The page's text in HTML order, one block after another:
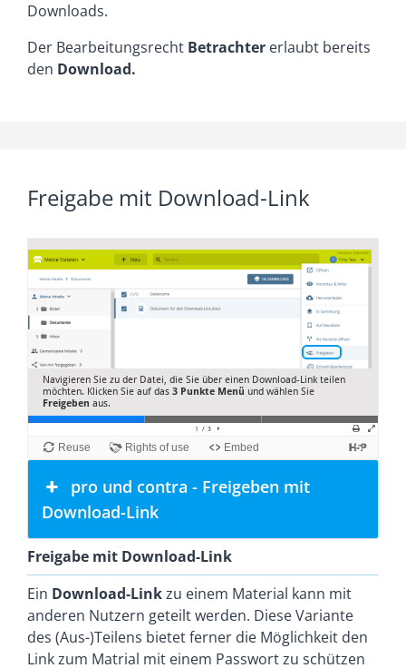
Downloads.
Der Bearbeitungsrecht Betrachter erlaubt bereits
den Download.
Freigabe mit Download-Link
pro und contra - Freigeben mit
Download-Link
Freigabe mit Download-Link
Ein Download-Linkzu einem Material kann mit
anderen Nutzern geteilt werden. Diese Variante
des (Aus-)Teilens bietet ferner die Möglichkeit den
Link zum Matrial mit einem Passwort zu schützen